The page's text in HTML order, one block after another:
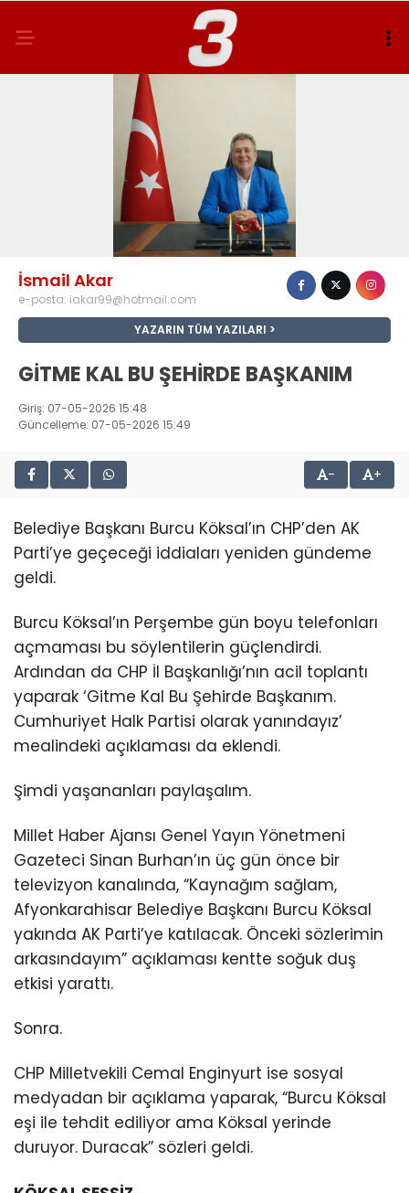
İsmail Akar
e-posta: iakar99@hotmail.com
YAZARIN TÜM YAZILARI
GİTME KAL BU ŞEHİRDE BAŞKANIM
Giriş: 07-05-2026 15:48
Güncelleme: 07-05-2026 15:49
- +
Belediye Başkanı Burcu Köksal’ın CHP’den AK
Parti’ye geçeceği iddiaları yeniden gündeme
geldi.
Burcu Köksal’ın Perşembe gün boyu telefonları
açmaması bu söylentilerin güçlendirdi.
Ardından da CHP İl Başkanlığı’nın acil toplantı
yaparak ‘Gitme Kal Bu Şehirde Başkanım.
Cumhuriyet Halk Partisi olarak yanındayız’
mealindeki açıklaması da eklendi.
Şimdi yaşananları paylaşalım.
Millet Haber Ajansı Genel Yayın Yönetmeni
Gazeteci Sinan Burhan’ın üç gün önce bir
televizyon kanalında, “Kaynağım sağlam,
Afyonkarahisar Belediye Başkanı Burcu Köksal
yakında AK Parti’ye katılacak. Önceki sözlerimin
arkasındayım” açıklaması kentte soğuk duş
etkisi yarattı.
Sonra.
CHP Milletvekili Cemal Enginyurt ise sosyal
medyadan bir açıklama yaparak, “Burcu Köksal
eşi ile tehdit ediliyor ama Köksal yerinde
duruyor. Duracak” sözleri geldi.